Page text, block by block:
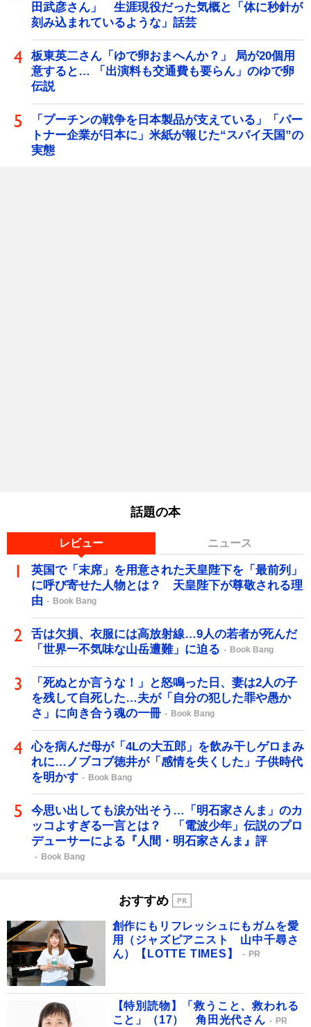
田武彦さん」 生涯現役だった気概と「体に秒針が
刻み込まれているような」話芸
板東英二さん「ゆで卵おまへんか？」 局が20個用
意すると… 「出演料も交通費も要らん」のゆで卵
伝説
「プーチンの戦争を日本製品が支えている」「パー
トナー企業が日本に」米紙が報じた“スパイ天国”の
実態
話題の本
レビュー ニュース
英国で「末席」を用意された天皇陛下を「最前列」
に呼び寄せた人物とは？ 天皇陛下が尊敬される理
由
Book Bang
舌は欠損、衣服には高放射線…9人の若者が死んだ
「世界一不気味な山岳遭難」に迫る
Book Bang
「死ぬとか言うな！」と怒鳴った日、妻は2人の子
を残して自死した…夫が「自分の犯した罪や愚か
さ」に向き合う魂の一冊
Book Bang
心を病んだ母が「4Lの大五郎」を飲み干しゲロまみ
れに…ノブコブ徳井が「感情を失くした」子供時代
を明かす
Book Bang
今思い出しても涙が出そう…「明石家さんま」のカ
ッコよすぎる一言とは？ 「電波少年」伝説のプロ
デューサーによる『人間・明石家さんま』評
Book Bang
おすすめ
創作にもリフレッシュにもガムを愛
用（ジャズピアニスト 山中千尋さ
ん）【LOTTE TIMES】
PR
【特別読物】「救うこと、救われる
こと」（17） 角田光代さん
PR